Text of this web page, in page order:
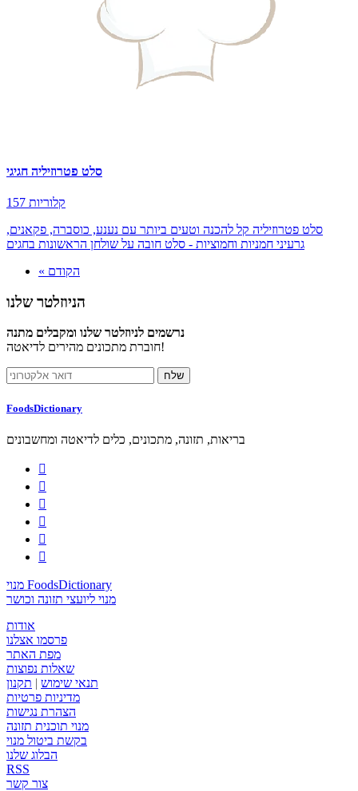
סלט פטרוזיליה חגיגי
157 קלוריות
סלט פטרוזיליה קל להכנה וטעים ביותר עם נענע, כוסברה, פקאנים,
גרעיני חמניות וחמוציות - סלט חובה על שולחן הראשונות בחגים
« הקודם
הניוזלטר שלנו
נרשמים לניוזלטר שלנו ומקבלים מתנה
חוברת מתכונים מהירים לדיאטה!
FoodsDictionary
בריאות, תזונה, מתכונים, כלים לדיאטה ומחשבונים






מנוי FoodsDictionary
מנוי ליועצי תזונה וכושר
אודות
פרסמו אצלנו
מפת האתר
שאלות נפוצות
תנאי שימוש | תקנון
מדיניות פרטיות
הצהרת נגישות
מנוי תוכנית תזונה
בקשת ביטול מנוי
הבלוג שלנו
RSS
צור קשר